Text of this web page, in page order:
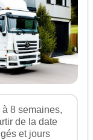
8 semaines,
de la date
et jours